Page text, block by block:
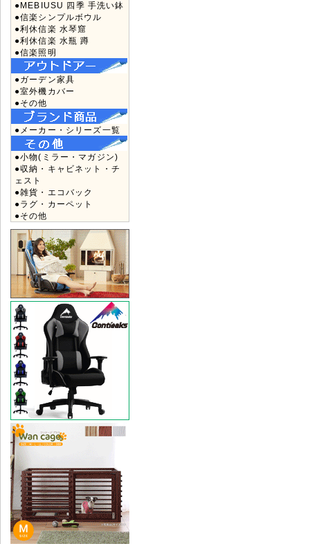
●MEBIUSU 四季 手洗い鉢
●信楽シンプルボウル
●利休信楽 水琴窟
●利休信楽 水瓶 蹲
●信楽照明
●ガーデン家具
●室外機カバー
●その他
●メーカー・シリーズ一覧
●小物(ミラー・マガジン)
●収納・キャビネット・チ
ェスト
●雑貨・エコバック
●ラグ・カーペット
●その他